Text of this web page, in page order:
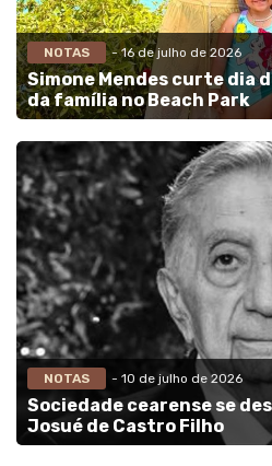
NOTAS - 16 de julho de 2026
Simone Mendes curte dia
da família no Beach Park
NOTAS - 10 de julho de 2026
Sociedade cearense se
Josué de Castro Filho